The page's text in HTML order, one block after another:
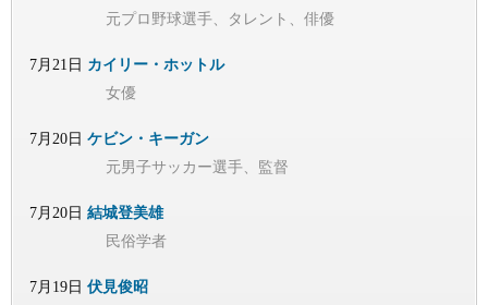
元プロ野球選手、タレント、俳優
7月21日 カイリー・ホットル
女優
7月20日 ケビン・キーガン
元男子サッカー選手、監督
7月20日 結城登美雄
民俗学者
7月19日 伏見俊昭